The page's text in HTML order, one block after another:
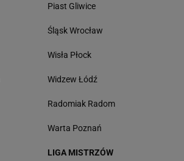
Piast Gliwice
Śląsk Wrocław
Wisła Płock
Widzew Łódź
Radomiak Radom
Warta Poznań
LIGA MISTRZÓW